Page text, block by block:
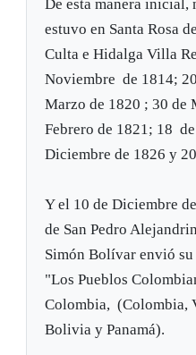
De esta manera inicial,
estuvo en Santa Rosa
Culta e Hidalga Villa
Noviembre de 1814;
Marzo de 1820 ; 30 de
Febrero de 1821; 18
Diciembre de 1826 y
Y el 10 de Diciembre
de San Pedro
Simón Bolívar envió
"Los Pueblos
Colombia, (Colombia,
Bolivia y Panamá).